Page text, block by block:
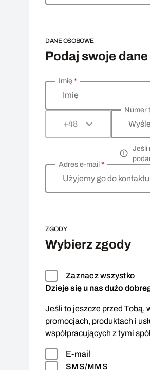
DANE OSOBOWE
Podaj swoje
Wprowadź swoje dane
Imię
Imię*
+48
Numer
Jeśli
Użyjemy go do
Adres e-mail *
ZGODY
Wybierz zgody
Zaznacz wszystko
Dzieje się u nas dużo
Jeśli to jeszcze przed Tobą,
promocjach, produktach i
współpracujących z tymi
E-mail
SMS/MMS